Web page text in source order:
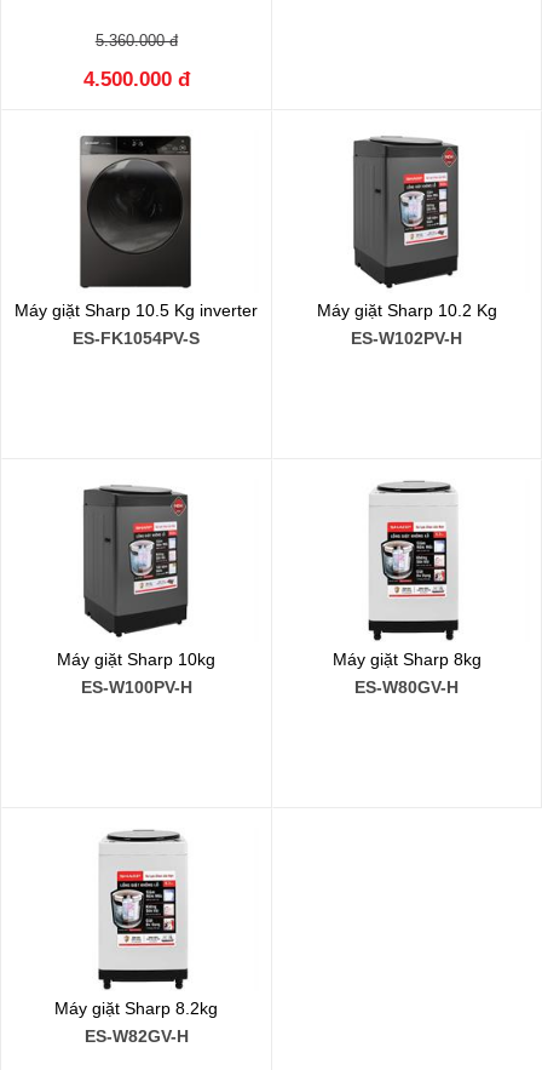
5.360.000 đ
4.500.000 đ
Máy giặt Sharp 10.5 Kg inverter
ES-FK1054PV-S
Máy giặt Sharp 10.2 Kg
ES-W102PV-H
Máy giặt Sharp 10kg
ES-W100PV-H
Máy giặt Sharp 8kg
ES-W80GV-H
Máy giặt Sharp 8.2kg
ES-W82GV-H